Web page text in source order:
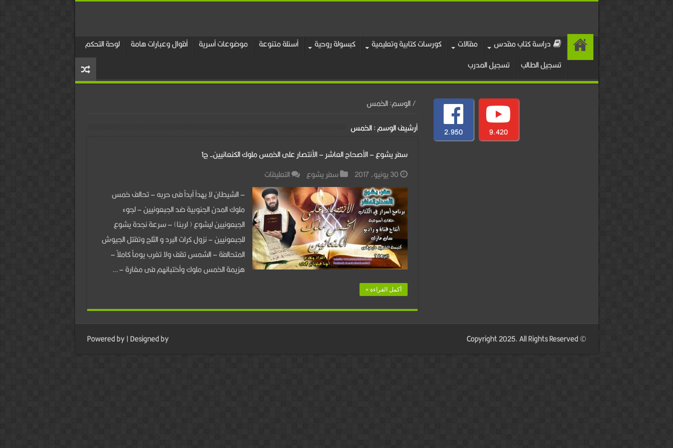
دراسة كتاب مقدس مقالات كورسات كتابية وتعليمية كبسولة روحية أسئلة متنوعة موضوعات أسرية أقوال وعبارات هامة
لوحة التحكم
تسجيل الطالب
تسجيل المدرب
/الوسم:الخمس
أرشيف الوسم :الخمس
سفر يشوع – الأصحاح العاشر – الأنتصار على الخمس ملوك الكنعانيين- ج1
30 يونيو، 2017
سفر يشوع التعليقات
سفر
يشوع
–
الأصحاح
العاشر
–
الخمس
– الشيطان لا يهدأ أبداً فى حربه – تحالف خمس
ملوك المدن الجنوبية ضد الجبعونيين – لجوء
الجبعونيين ليشوع ( لربنا) – سرعة نجدة يشوع
للجبعونيين – نزول كرات البرد و الثلج وتقتل الجيوش
المتحالفة – الشمس تقف ولا تغرب يوماً كاملاً –
هزيمة الخمس ملوك وأختبائهم فى مغارة – …
أكمل القراءة »
2,950 9,420
Powered by| Designed by © Copyright 2025, All Rights Reserved